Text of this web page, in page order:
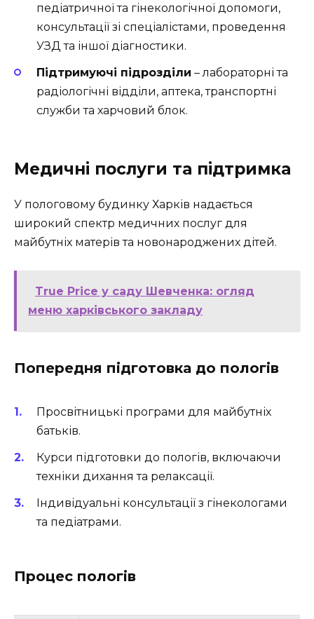
педіатричної та гінекологічної допомоги,
консультації зі спеціалістами, проведення
УЗД та іншої діагностики.
Підтримуючі підрозділи – лабораторні та
радіологічні відділи, аптека, транспортні
служби та харчовий блок.
Медичні послуги та підтримка
У пологовому будинку Харків надається
широкий спектр медичних послуг для
майбутніх матерів та новонароджених дітей.
True Price у саду Шевченка: огляд
меню харківського закладу
Попередня підготовка до пологів
Просвітницькі програми для майбутніх
батьків.
Курси підготовки до пологів, включаючи
техніки дихання та релаксації.
Індивідуальні консультації з гінекологами
та педіатрами.
Процес пологів